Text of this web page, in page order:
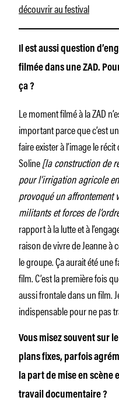
découvrir au festival
Il est aussi question
filmée dans une ZAD.
ça ?
Le moment filmé à la ZAD
important parce que c’est
faire exister à l’image le
Soline[la construction de
pour l’irrigation agricole
provoqué un affrontement
militants et forces de
rapport à la lutte et à
raison de vivre de Jeanne à
le groupe. Ça aurait été une
film. C’est la première fois
aussi frontale dans un film.
indispensable pour ne pas
Vous misez souvent sur
plans fixes, parfois
la part de mise en scène
travail documentaire ?